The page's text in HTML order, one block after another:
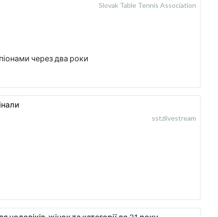
Slovak Table Tennis Association
через два роки
sstzlivestream